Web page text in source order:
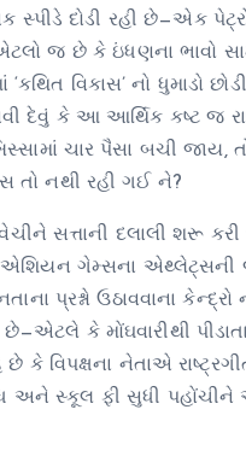
દોડી રહી છે—એક
જ છે કે ઇંધણના ભાવો
વિકાસ’ નો ધુમાડો
દેવું કે આ આર્થિક કષ્ટ જ
ચાર પૈસા બચી જાય,
તો નથી રહી ગઈ ને?
સત્તાની દલાલી શરૂ કરી
ગેમ્સના એથ્લેટ્સની
ઉઠાવવાના કેન્દ્રો
કે મોંઘવારીથી
વિપક્ષના નેતાએ
અને સ્કૂલ ફી સુધી